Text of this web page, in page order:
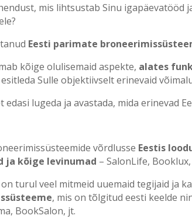
mis lihtsustab Sinu igapäevatööd
Eesti parimate
kõige olulisemaid aspekte, alates
Sulle objektiivselt erinevaid
edasi lugeda ja avastada, mida erinevad
võrdlusse Eestis
ja kõige levinumad – SalonLife,
turul veel mitmeid uuemaid tegijaid ja
, mis on tõlgitud eesti keelde
BookSalon, jt.